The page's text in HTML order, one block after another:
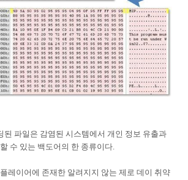
된 파일은 감염된 시스템에서 개인 정보 유출과
수 있는 백도어의 한 종류이다.
레이어에 존재한 알려지지 않는 제로 데이 취약